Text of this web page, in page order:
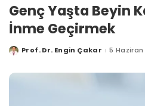
Genç Yaşta Beyin
İnme Geçirmek
PostedProf. Dr. Engin Çakar 5 Haziran